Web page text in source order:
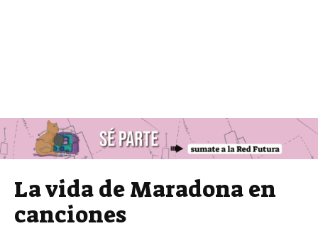
La vida de Maradona en
canciones